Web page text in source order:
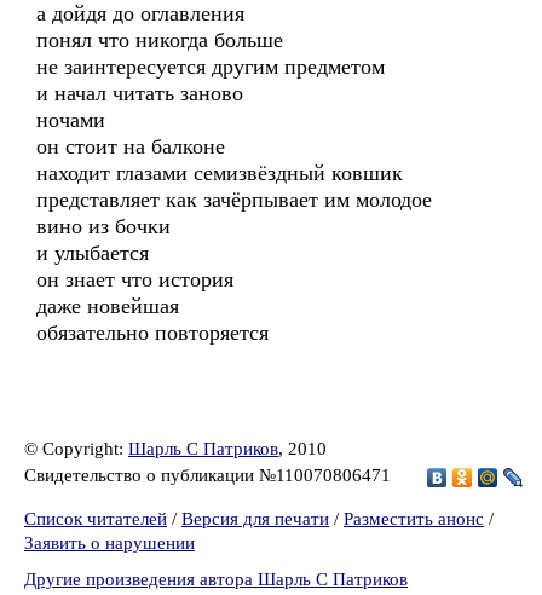
а дойдя до оглавления
понял что никогда больше
не заинтересуется другим предметом
и начал читать заново
ночами
он стоит на балконе
находит глазами семизвёздный ковшик
представляет как зачёрпывает им молодое
вино из бочки
и улыбается
он знает что история
даже новейшая
обязательно повторяется
© Copyright: Шарль С Патриков, 2010
Свидетельство о публикации №110070806471
Список читателей / Версия для печати / Разместить анонс /
Заявить о нарушении
Другие произведения автора Шарль С Патриков